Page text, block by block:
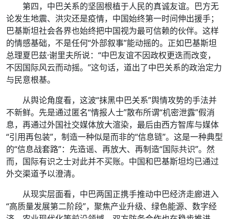
第四，中巴关系的坚固根植于人民的真诚友谊。巴方无
论发生地震、洪灾还是疫情，中国始终第一时间伸出援手；
巴基斯坦社会各界也始终把中国视为最可信赖的伙伴。这样
的情感基础，不是任何“外部叙事”能动摇的。正如巴基斯坦
总理夏巴兹·谢里夫所说：“中巴友谊不因政权更迭而改变，
不因国际风云而动摇。”这句话，道出了中巴关系的政治定力
与民意根基。
从舆论角度看，这波“抹黑中巴关系”舆情攻势的手法并
不新鲜。先是通过匿名“情报人士”散布所谓“机密泄露”假消
息，再通过外国社交媒体放大渲染，最后由西方智库与媒体
“引用再包装”，制造一种似是而非的“信息链”。这是一种典型
的“信息战套路”：先造谣、再放大、再制造“国际共识”。然
而，国际有识之士对此并不买账。中国和巴基斯坦均已通过
外交渠道予以澄清。
从现实层面看，中巴两国正携手推动中巴经济走廊进入
“高质量发展第二阶段”，聚焦产业升级、绿色能源、数字经